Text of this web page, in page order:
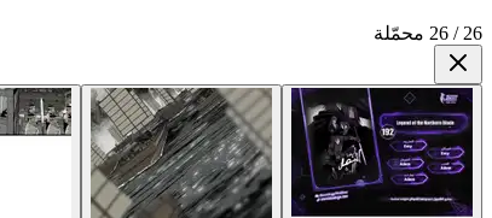
26 / 26 محمّلة